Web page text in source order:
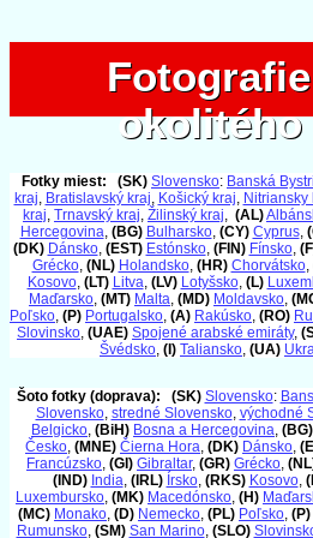
okolitého
okolitého
Fotky miest: (SK) Slovensko: Banská
kraj, Bratislavský kraj, Košický kraj, Nitriansky
kraj, Trnavský kraj, Žilinský kraj, (AL)
Hercegovina, (BG) Bulharsko, (CY) Cyprus,
(DK) Dánsko, (EST) Estónsko, (FIN) Fínsko,
Grécko, (NL) Holandsko, (HR) Chorvátsko,
Kosovo, (LT) Litva, (LV) Lotyšsko, (L)
Maďarsko, (MT) Malta, (MD) Moldavsko,
Poľsko, (P) Portugalsko, (A) Rakúsko, (RO)
Slovinsko, (UAE) Spojené arabské emiráty,
Švédsko, (I) Taliansko, (UA)
Šoto fotky (doprava): (SK) Slovensko:
Slovensko, stredné Slovensko, východné
Belgicko, (BiH) Bosna a Hercegovina, (BG)
Česko, (MNE) Čierna Hora, (DK) Dánsko,
Francúzsko, (GI) Gibraltar, (GR) Grécko,
(IND) India, (IRL) Írsko, (RKS) Kosovo,
Luxembursko, (MK) Macedónsko, (H)
(MC) Monako, (D) Nemecko, (PL) Poľsko, (P)
Rumunsko, (SM) San Marino, (SLO)